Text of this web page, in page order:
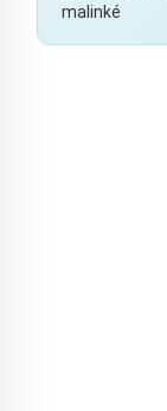
malinké